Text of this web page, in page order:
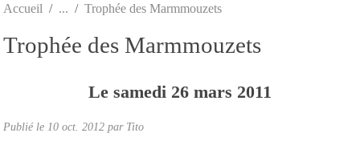
Accueil Trophée des Marmmouzets
Trophée des Marmmouzets
Le samedi 26 mars 2011
Publié le 10 oct. 2012 par Tito